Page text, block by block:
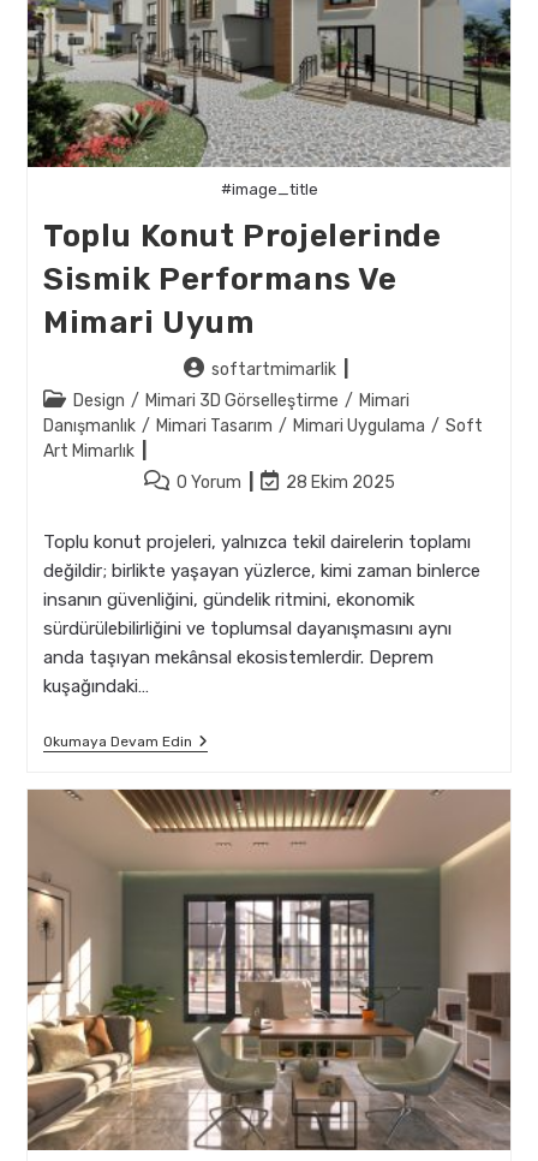
#image_title
Toplu Konut Projelerinde
Sismik Performans Ve
Mimari Uyum
Post
author:
softartmimarlik
Post
category:
Design / Mimari 3D Görselleştirme / Mimari
Danışmanlık / Mimari Tasarım / Mimari Uygulama / Soft
Art Mimarlık
Post0 Yorum
Post
modified:
28 Ekim 2025
Toplu konut projeleri, yalnızca tekil dairelerin toplamı
değildir; birlikte yaşayan yüzlerce, kimi zaman binlerce
insanın güvenliğini, gündelik ritmini, ekonomik
sürdürülebilirliğini ve toplumsal dayanışmasını aynı
anda taşıyan mekânsal ekosistemlerdir. Deprem
kuşağındaki…
Okumaya Devam EdinToplu
Sismik
Performans
Ve
Uyum